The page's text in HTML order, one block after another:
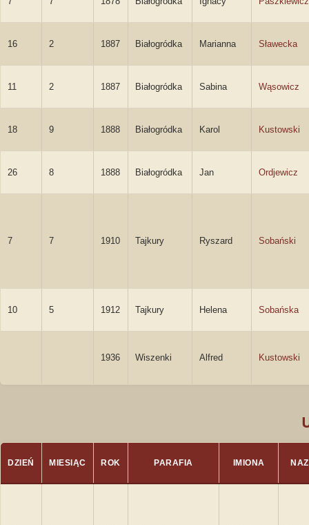
16 2 1887 Białogródka Marianna Sławecka
11 2 1887 Białogródka Sabina Wąsowicz
18 9 1888 Białogródka Karol Kustowski
26 8 1888 Białogródka Jan Ordjewicz
7 7 1910 Tajkury Ryszard Sobański
10 5 1912 Tajkury Helena Sobańska
1936 Wiszenki Alfred Kustowski
DZIEŃ MIESIĄC ROK PARAFIA IMIONA